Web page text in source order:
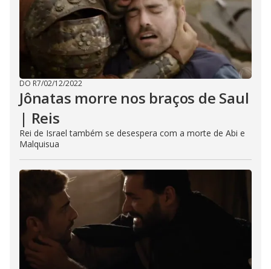
DO R7/02/12/2022
Jônatas morre nos braços de Saul
| Reis
Rei de Israel também se desespera com a morte de Abi e
Malquisua